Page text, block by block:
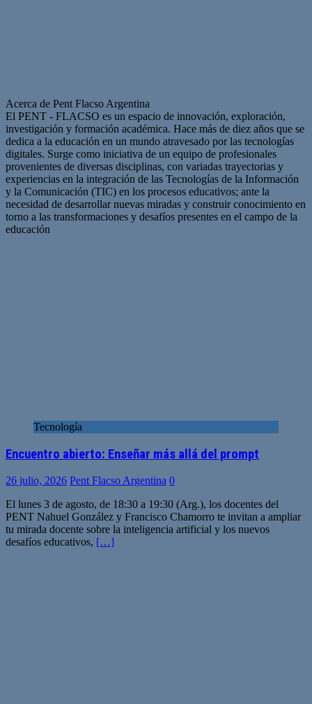
Acerca de Pent Flacso Argentina
El PENT - FLACSO es un espacio de innovación, exploración,
investigación y formación académica. Hace más de diez años que se
dedica a la educación en un mundo atravesado por las tecnologías
digitales. Surge como iniciativa de un equipo de profesionales
provenientes de diversas disciplinas, con variadas trayectorias y
experiencias en la integración de las Tecnologías de la Información
y la Comunicación (TIC) en los procesos educativos; ante la
necesidad de desarrollar nuevas miradas y construir conocimiento en
torno a las transformaciones y desafíos presentes en el campo de la
educación
Tecnología
Encuentro abierto: Enseñar más allá del prompt
26 julio, 2026 Pent Flacso Argentina 0
El lunes 3 de agosto, de 18:30 a 19:30 (Arg.), los docentes del
PENT Nahuel González y Francisco Chamorro te invitan a ampliar
tu mirada docente sobre la inteligencia artificial y los nuevos
desafíos educativos, […]